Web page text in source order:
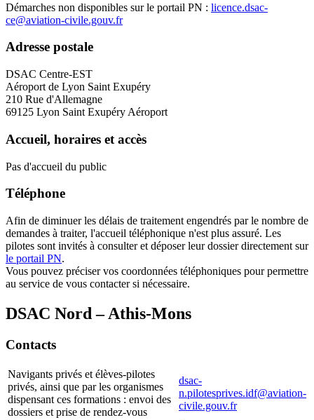
Démarches non disponibles sur le portail PN : licence.dsac-
ce@aviation-civile.gouv.fr
Adresse postale
DSAC Centre-EST
Aéroport de Lyon Saint Exupéry
210 Rue d'Allemagne
69125 Lyon Saint Exupéry Aéroport
Accueil, horaires et accès
Pas d'accueil du public
Téléphone
Afin de diminuer les délais de traitement engendrés par le nombre de
demandes à traiter, l'accueil téléphonique n'est plus assuré. Les
pilotes sont invités à consulter et déposer leur dossier directement sur
le portail PN.
Vous pouvez préciser vos coordonnées téléphoniques pour permettre
au service de vous contacter si nécessaire.
DSAC Nord – Athis-Mons
Contacts
Navigants privés et élèves-pilotes
privés, ainsi que par les organismes
dispensant ces formations : envoi des
dossiers et prise de rendez-vous
dsac-
n.pilotesprives.idf@aviation-
civile.gouv.fr